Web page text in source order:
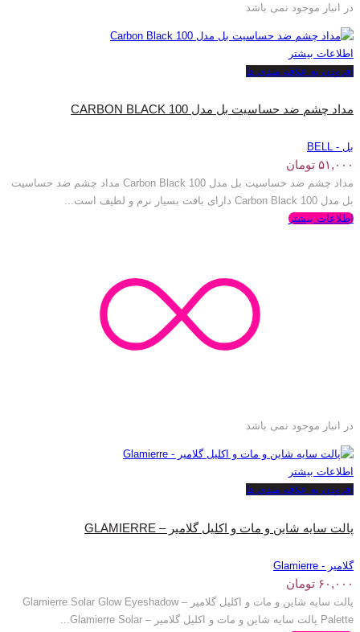
در انبار موجود نمی باشد
اطلاعات بیشتر
افزودن به علاقه مندی ها
مداد چشم ضد حساسیت بل مدل 100 CARBON BLACK
بل - BELL
۵۱,۰۰۰ تومان
مداد چشم ضد حساسیت بل مدل 100 Carbon Black مداد چشم ضد حساسیت
بل مدل 100 Carbon Black دارای بافت بسیار نرم و لطیف است...
اطلاعات بیشتر
در انبار موجود نمی باشد
اطلاعات بیشتر
افزودن به علاقه مندی ها
پالت سایه شاین و مات و اکلیل گلامیر – GLAMIERRE
گلامیر - Glamierre
۶۰,۰۰۰ تومان
پالت سایه شاین و مات و اکلیل گلامیر – Glamierre Solar Glow Eyeshadow
Palette پالت سایه شاین و مات و اکلیل گلامیر – Glamierre Solar...